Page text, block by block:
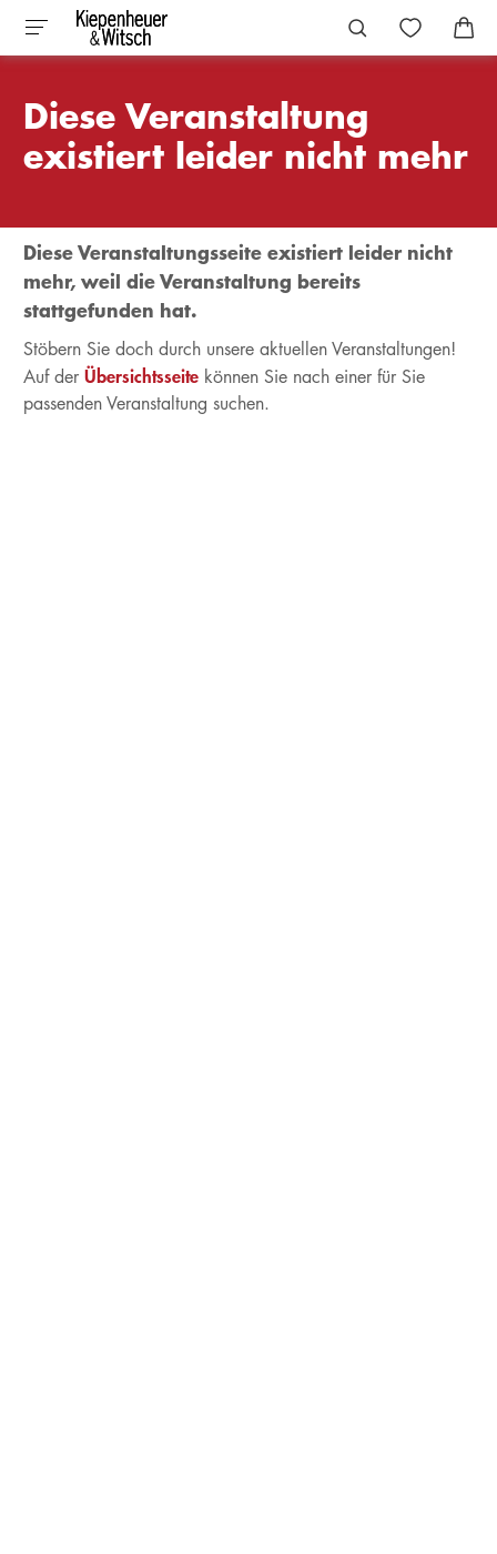
Diese Veranstaltung
existiert leider nicht mehr
Diese Veranstaltungsseite existiert leider nicht
mehr, weil die Veranstaltung bereits
stattgefunden hat.
Stöbern Sie doch durch unsere aktuellen Veranstaltungen!
Auf der Übersichtsseite können Sie nach einer für Sie
passenden Veranstaltung suchen.